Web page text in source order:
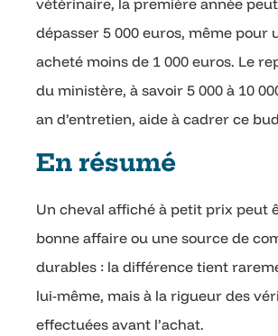
vétérinaire, la première année
dépasser 5 000 euros, même pour
acheté moins de 1 000 euros. Le
du ministère, à savoir 5 000 à 10
an d’entretien, aide à cadrer ce
En résumé
Un cheval affiché à petit prix peut
bonne affaire ou une source de
durables : la différence tient
lui-même, mais à la rigueur des
effectuées avant l’achat.